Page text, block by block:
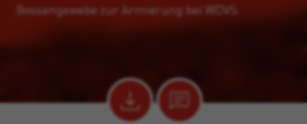
Bossengewebe zur Armierung bei WDVS.